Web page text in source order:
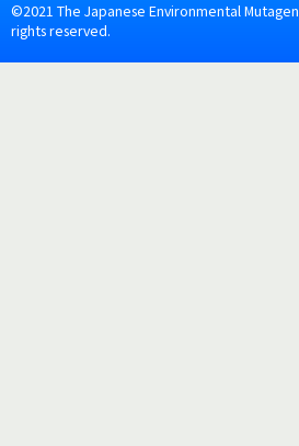
©2021 The Japanese Environmental Mutagen
rights reserved.